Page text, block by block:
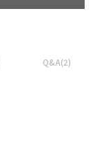
Q&A(2)